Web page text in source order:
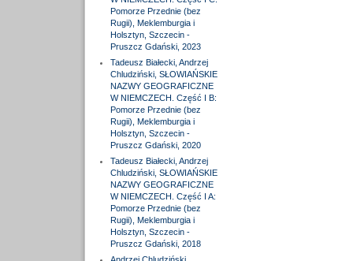
Pomorze Przednie (bez
Rugii), Meklemburgia i
Holsztyn, Szczecin -
Pruszcz Gdański, 2023
Tadeusz Białecki, Andrzej
Chludziński, SŁOWIAŃSKIE
NAZWY GEOGRAFICZNE
W NIEMCZECH. Część I B:
Pomorze Przednie (bez
Rugii), Meklemburgia i
Holsztyn, Szczecin -
Pruszcz Gdański, 2020
Tadeusz Białecki, Andrzej
Chludziński, SŁOWIAŃSKIE
NAZWY GEOGRAFICZNE
W NIEMCZECH. Część I A:
Pomorze Przednie (bez
Rugii), Meklemburgia i
Holsztyn, Szczecin -
Pruszcz Gdański, 2018